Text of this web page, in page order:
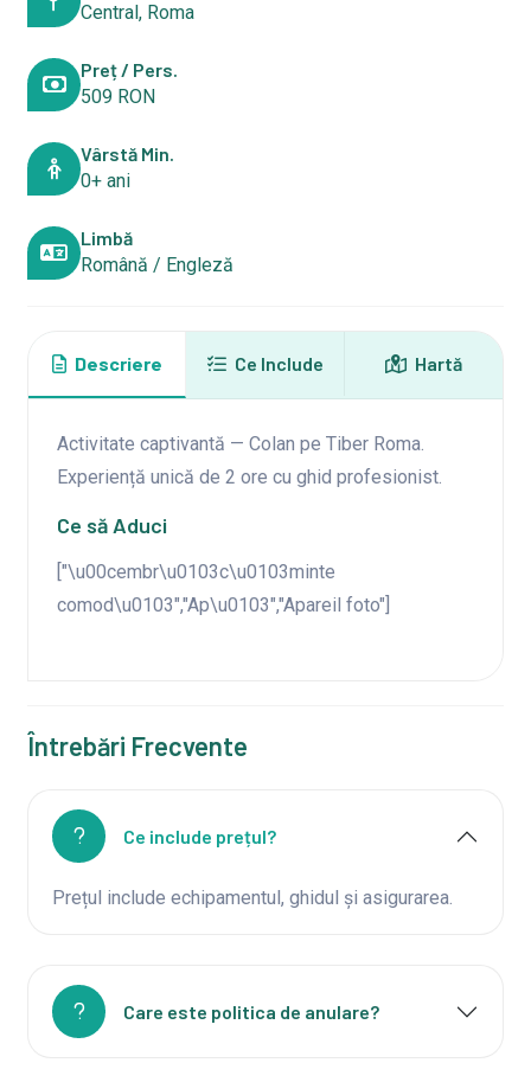
Central, Roma
Preț / Pers.
509 RON
Vârstă Min.
0+ ani
Limbă
Română / Engleză
Descriere Ce Include Hartă
Activitate captivantă — Colan pe Tiber Roma.
Experiență unică de 2 ore cu ghid profesionist.
Ce să Aduci
["\u00cembr\u0103c\u0103minte
comod\u0103","Ap\u0103","Apareil foto"]
Întrebări Frecvente
Ce include prețul?
Prețul include echipamentul, ghidul și asigurarea.
Care este politica de anulare?